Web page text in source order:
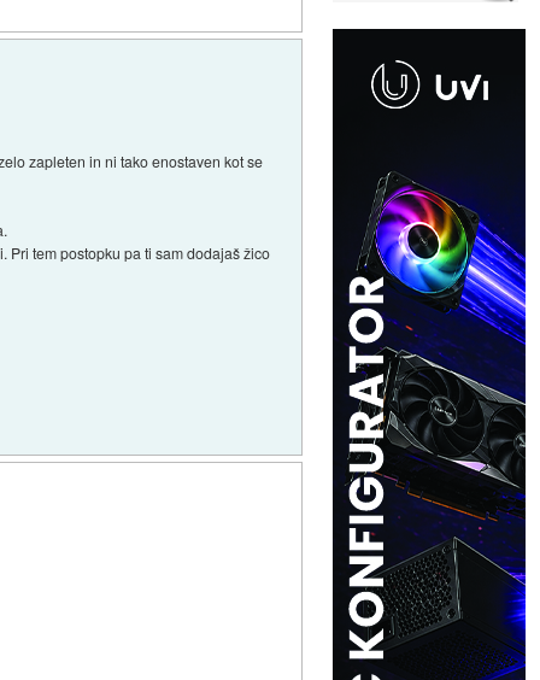
zapleten in ni tako enostaven kot se
Pri tem postopku pa ti sam dodajaš žico